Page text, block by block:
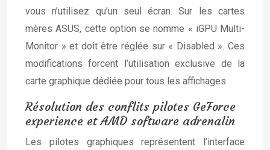
vous n’utilisez qu’un seul écran. Sur les cartes
mères ASUS, cette option se nomme « iGPU Multi-
Monitor » et doit être réglée sur « Disabled ». Ces
modifications forcent l’utilisation exclusive de la
carte graphique dédiée pour tous les affichages.
Résolution des conflits pilotes GeForce
experience et AMD software adrenalin
Les pilotes graphiques représentent l’interface